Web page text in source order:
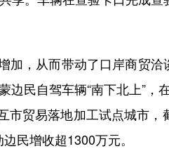
，从而带动了口岸商贸洽
民自驾车辆“南下北上”，
贸易落地加工试点城市
民增收超1300万元。